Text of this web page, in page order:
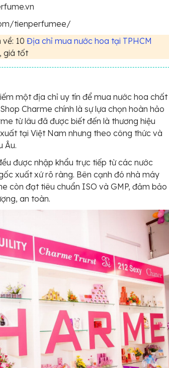
tienperfumee/
về: 10Địa chỉ mua nước hoa tại TPHCM
giá tốt
một địa chỉ uy tín để mua nước hoa chất
Charme chính là sự lựa chọn hoàn hảo
từ lâu đã được biết đến là thương hiệu
tại Việt Nam nhưng theo công thức và
Âu.
được nhập khẩu trực tiếp từ các nước
xuất xứ rõ ràng. Bên cạnh đó nhà máy
còn đạt tiêu chuẩn ISO và GMP, đảm bảo
an toàn.